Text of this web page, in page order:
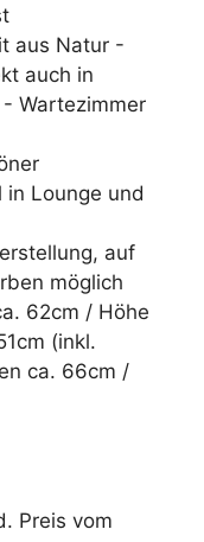
aus Natur -
auch in
Wartezimmer
Lounge und
auf
möglich
62cm / Höhe
(inkl.
ca. 66cm /
Preis vom